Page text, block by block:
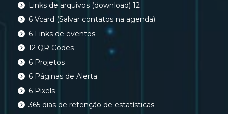
Links de arquivos (download) 12
6 Vcard (Salvar contatos na agenda)
6 Links de eventos
12 QR Codes
6 Projetos
6 Páginas de Alerta
6 Pixels
365 dias de retenção de estatísticas